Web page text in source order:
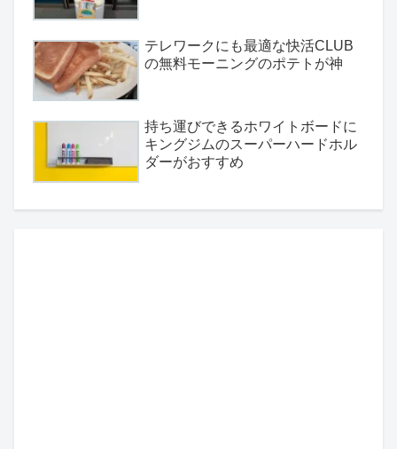
テレワークにも最適な快活CLUB
の無料モーニングのポテトが神
持ち運びできるホワイトボードに
キングジムのスーパーハードホル
ダーがおすすめ